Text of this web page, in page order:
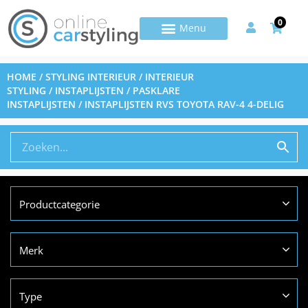
0
HOME /STYLING INTERIEUR / INTERIEUR
STYLING / INSTAPLIJSTEN / PASKLARE
INSTAPLIJSTEN / INSTAPLIJSTEN RVS TOYOTA RAV-4 4-DELIG
Productcategorie
Merk
Type